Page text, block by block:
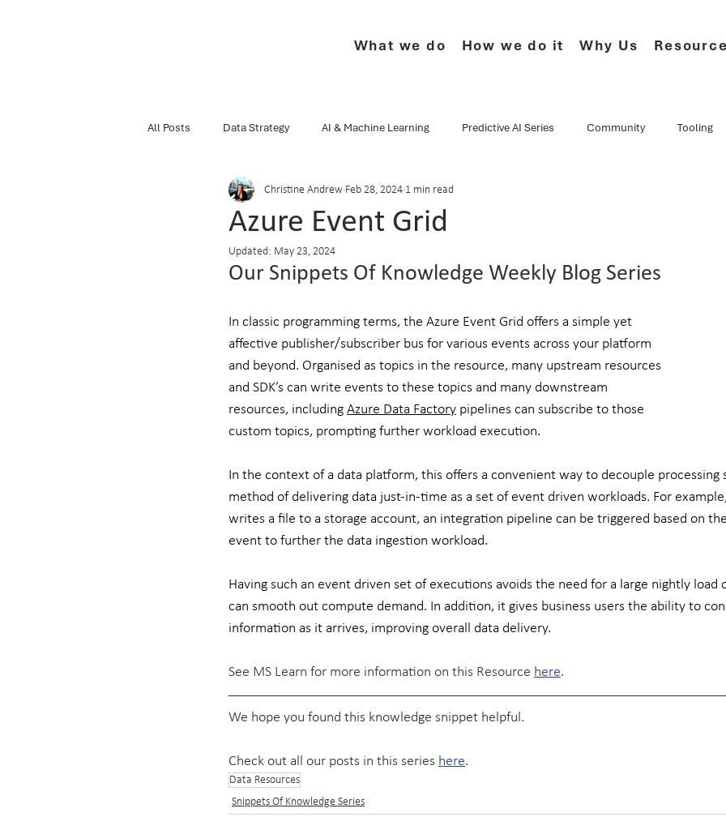
What we do How we do it Why Us
All Posts Data Strategy AI & Machine Learning Predictive AI Series Community Tooling
Snippets Of Knowledge Series CF.Cumulus
Data Engineering Databricks
Azure Event Grid
Christine Andrew Feb 28, 2024 1 min read
Updated: May 23, 2024
Our Snippets Of Knowledge Weekly Blog Series
In classic programming terms, the Azure Event Grid offers a simple yet
affective publisher/subscriber bus for various events across your platform
and beyond. Organised as topics in the resource, many upstream resources
and SDK’s can write events to these topics and many downstream
resources, including Azure Data Factory pipelines can subscribe to those
custom topics, prompting further workload execution.
In the context of a data platform, this offers a convenient way to decouple processing
method of delivering data just-in-time as a set of event driven workloads. For
writes a file to a storage account, an integration pipeline can be triggered based on
event to further the data ingestion workload.
Having such an event driven set of executions avoids the need for a large nightly load
can smooth out compute demand. In addition, it gives business users the ability to
information as it arrives, improving overall data delivery.
See MS Learn for more information on this Resource here.
We hope you found this knowledge snippet helpful.
Check out all our posts in this series here.
Data Resources
Snippets Of Knowledge Series